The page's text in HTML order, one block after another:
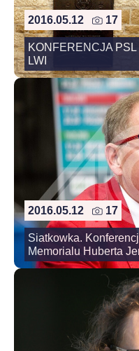
2016.05.12 17
KONFERENCJA PSL
LWI
2016.05.12 17
Siatkowka.
Memorialu Huberta